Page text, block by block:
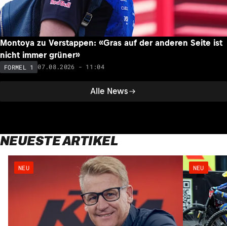
Alle News
Montoya zu Verstappen: «Gras auf der anderen Seite ist
nicht immer grüner»
FORMEL 1 07.08.2026 - 11:04
NEUESTE ARTIKEL
NEU NEU